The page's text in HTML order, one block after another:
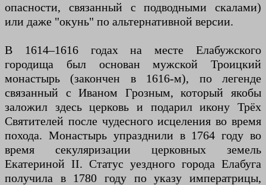
опасности, связанный с подводными скалами)
или даже "окунь" по альтернативной версии.
В 1614–1616 годах на месте Елабужского
городища был основан мужской Троицкий
монастырь (закончен в 1616-м), по легенде
связанный с Иваном Грозным, который якобы
заложил здесь церковь и подарил икону Трёх
Святителей после чудесного исцеления во время
похода. Монастырь упразднили в 1764 году во
время секуляризации церковных земель
Екатериной II. Статус уездного города Елабуга
получила в 1780 году по указу императрицы,